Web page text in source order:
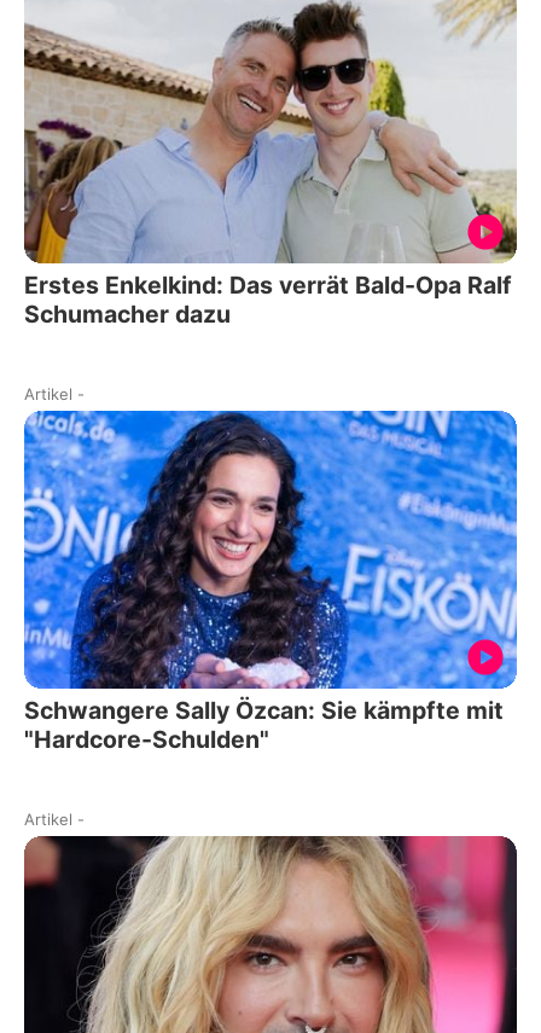
Erstes Enkelkind: Das verrät Bald-Opa Ralf
Schumacher dazu
Artikel -
Schwangere Sally Özcan: Sie kämpfte mit
"Hardcore-Schulden"
Artikel -